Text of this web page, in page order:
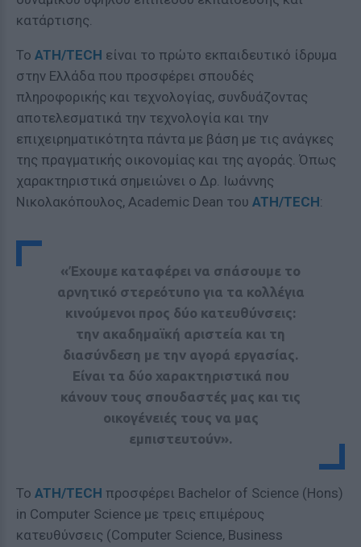
κατάρτισης.
Το ATH/TECH είναι το πρώτο εκπαιδευτικό ίδρυμα
στην Ελλάδα που προσφέρει σπουδές
πληροφορικής και τεχνολογίας, συνδυάζοντας
αποτελεσματικά την τεχνολογία και την
επιχειρηματικότητα πάντα με βάση με τις ανάγκες
της πραγματικής οικονομίας και της αγοράς. Όπως
χαρακτηριστικά σημειώνει ο Δρ. Ιωάννης
Νικολακόπουλος, Academic Dean του ATH/TECH:
«Έχουμε καταφέρει να σπάσουμε το
αρνητικό στερεότυπο για τα κολλέγια
κινούμενοι προς δύο κατευθύνσεις:
την ακαδημαϊκή αριστεία και τη
διασύνδεση με την αγορά εργασίας.
Είναι τα δύο χαρακτηριστικά που
κάνουν τους σπουδαστές μας και τις
οικογένειές τους να μας
εμπιστευτούν».
Το ATH/TECH προσφέρει Bachelor of Science (Hons)
in Computer Science με τρεις επιμέρους
κατευθύνσεις (Computer Science, Business